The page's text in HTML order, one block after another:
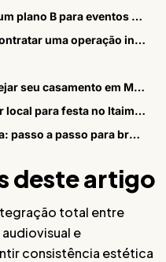
O que deve constar em um plano B para eventos de luxo?
Qual a diferença entre contratar uma operação integrada e coordenar fornecedores externos em um evento de luxo?
Guia prático: como planejar seu casamento em Mendoza?
Como escolher o melhor local para festa no Itaim Bibi
Casamento em Mendoza: passo a passo para brasileiros
deste artigo
total entre
e
consistência estética